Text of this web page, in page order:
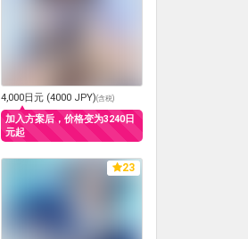
4,000日元 (4000 JPY)(含税)
加入方案后，价格变为3240日
元起
23